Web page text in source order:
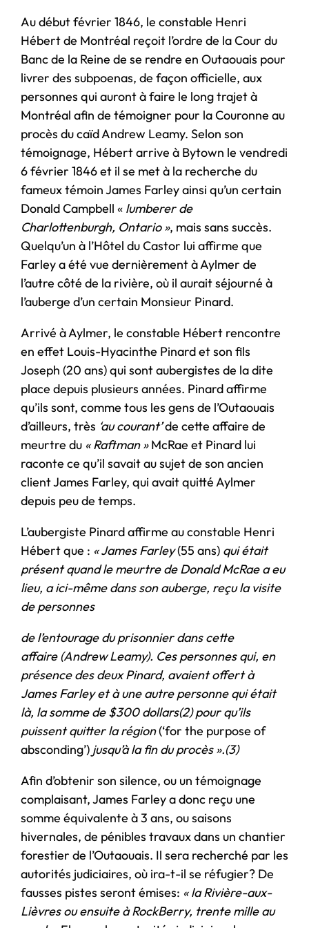
Au début février 1846, le constable Henri
Hébert de Montréal reçoit l’ordre de la Cour du
Banc de la Reine de se rendre en Outaouais pour
livrer des subpoenas, de façon officielle, aux
personnes qui auront à faire le long trajet à
Montréal afin de témoigner pour la Couronne au
procès du caïd Andrew Leamy. Selon son
témoignage, Hébert arrive à Bytown le vendredi
6 février 1846 et il se met à la recherche du
fameux témoin James Farley ainsi qu’un certain
Donald Campbell « lumberer de
Charlottenburgh, Ontario », mais sans succès.
Quelqu’un à l’Hôtel du Castor lui affirme que
Farley a été vue dernièrement à Aylmer de
l’autre côté de la rivière, où il aurait séjourné à
l’auberge d’un certain Monsieur Pinard.
Arrivé à Aylmer, le constable Hébert rencontre
en effet Louis-Hyacinthe Pinard et son fils
Joseph (20 ans) qui sont aubergistes de la dite
place depuis plusieurs années. Pinard affirme
qu’ils sont, comme tous les gens de l’Outaouais
d’ailleurs, très ‘au courant’de cette affaire de
meurtre du « Raftman »McRae et Pinard lui
raconte ce qu’il savait au sujet de son ancien
client James Farley, qui avait quitté Aylmer
depuis peu de temps.
L’aubergiste Pinard affirme au constable Henri
Hébert que : « James Farley(55 ans) qui était
présent quand le meurtre de Donald McRae a eu
lieu, a ici-même dans son auberge, reçu la visite
de personnes
de l’entourage du prisonnier dans cette
affaire(Andrew Leamy). Ces personnes qui, en
présence des deux Pinard, avaient offert à
James Farley et à une autre personne qui était
là, la somme de $300 dollars(2) pour qu’ils
puissent quitter la région(‘for the purpose of
absconding’) jusqu’à la fin du procès ».(3)
Afin d’obtenir son silence, ou un témoignage
complaisant, James Farley a donc reçu une
somme équivalente à 3 ans, ou saisons
hivernales, de pénibles travaux dans un chantier
forestier de l’Outaouais. Il sera recherché par les
autorités judiciaires, où ira-t-il se réfugier? De
fausses pistes seront émises: « la Rivière-aux-
Lièvres ou ensuite à RockBerry, trente mille au